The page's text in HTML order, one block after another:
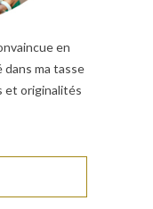
en
ma tasse
et originalités